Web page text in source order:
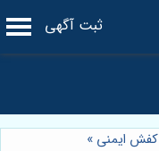
ثبت آگهی
کفش ایمنی »